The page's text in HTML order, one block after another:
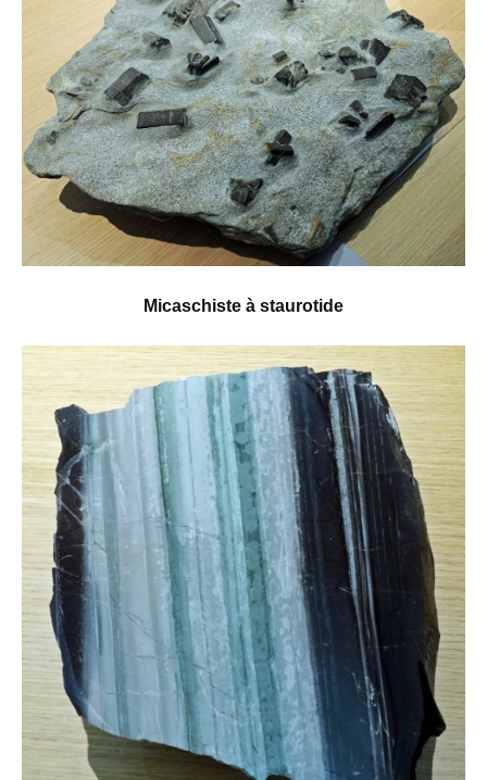
Micaschiste à staurotide